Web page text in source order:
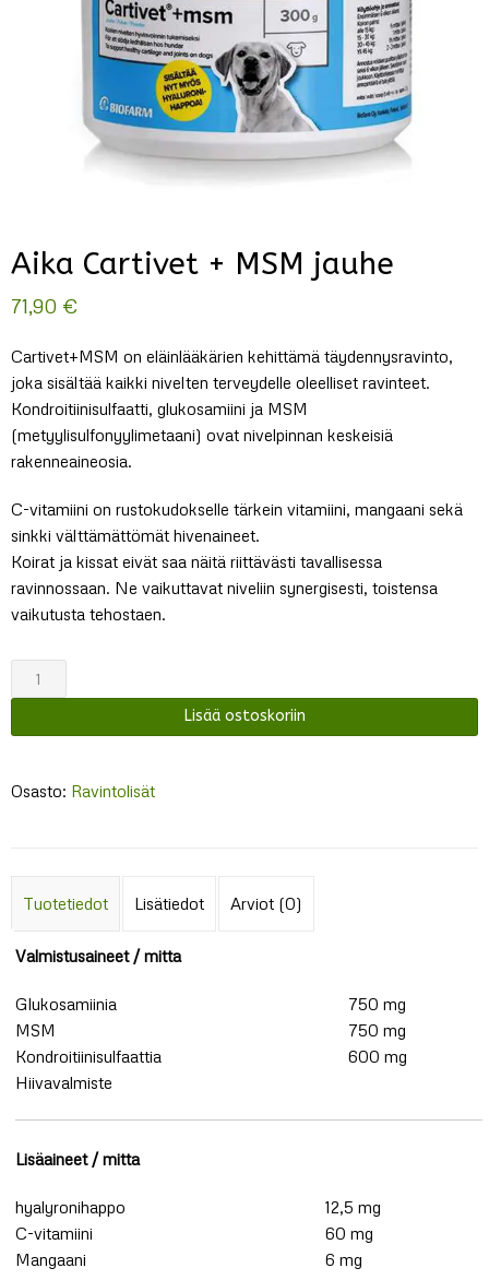
Aika Cartivet + MSM jauhe
71,90 €
Cartivet+MSM on eläinlääkärien kehittämä täydennysravinto,
joka sisältää kaikki nivelten terveydelle oleelliset ravinteet.
Kondroitiinisulfaatti, glukosamiini ja MSM
(metyylisulfonyylimetaani) ovat nivelpinnan keskeisiä
rakenneaineosia.
C-vitamiini on rustokudokselle tärkein vitamiini, mangaani sekä
sinkki välttämättömät hivenaineet.
Koirat ja kissat eivät saa näitä riittävästi tavallisessa
ravinnossaan. Ne vaikuttavat niveliin synergisesti, toistensa
vaikutusta tehostaen.
Aika
Cartivet
määrä
Lisää ostoskoriin
Osasto: Ravintolisät
Tuotetiedot Lisätiedot Arviot (0)
Valmistusaineet / mitta
Glukosamiinia
750 mg
MSM
750 mg
Kondroitiinisulfaattia
600 mg
Hiivavalmiste
Lisäaineet / mitta
hyalyronihappo
12,5 mg
C-vitamiini
60 mg
Mangaani
6 mg